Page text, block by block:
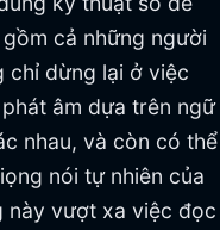
cả những người
chỉ dừng lại ở việc
âm dựa trên ngữ
nhau, và còn có thể
nói tự nhiên của
này vượt xa việc đọc